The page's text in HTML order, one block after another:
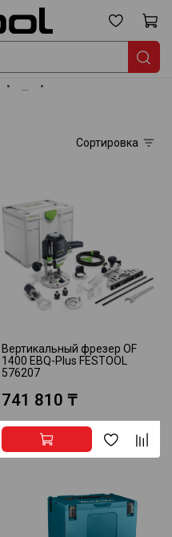
Сортировка
Вертикальный фрезер OF
1400 EBQ-Plus FESTOOL
576207
741 810 ₸